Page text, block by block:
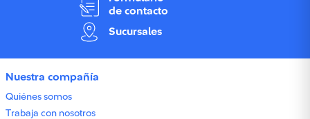
de contacto
Sucursales
Nuestra compañía
Quiénes somos
Trabaja con nosotros